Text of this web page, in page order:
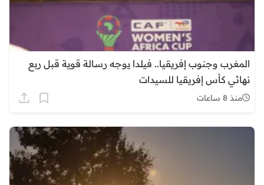
المغرب وجنوب إفريقيا.. فيلدا يوجه رسالة قوية قبل ربع
نهائي كأس إفريقيا للسيدات
منذ 8 ساعات